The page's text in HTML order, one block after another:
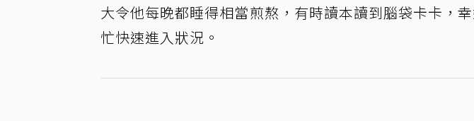
大令他每晚都睡得相當煎熬，有時讀本讀到腦袋卡卡，
忙快速進入狀況。